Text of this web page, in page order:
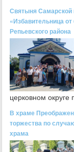
Святыня Самарской
«Избавительница
Репьевского района
церковном
В храме
торжества по
храма